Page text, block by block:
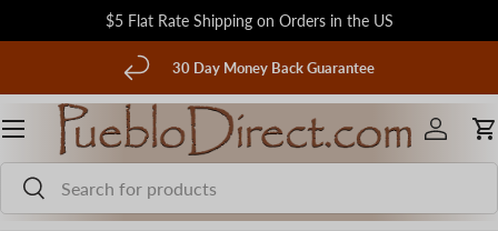
Aller au contenu
$5 Flat Rate Shipping on Orders in the US
30 Day Money Back Guarantee
Recherche
Rechercher
Se